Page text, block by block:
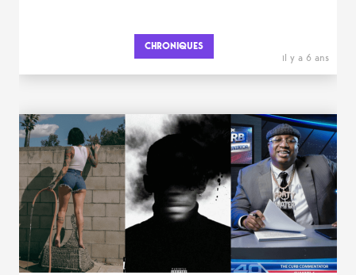
CHRONIQUES
il y a 6 ans